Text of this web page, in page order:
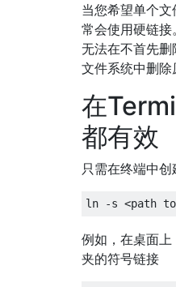
当您希望单个
常会使用硬链
无法在不首先
文件系统中删除
在
都有效
只需在终端中
ln -s <path
例如，在桌面上
夹的符号链接